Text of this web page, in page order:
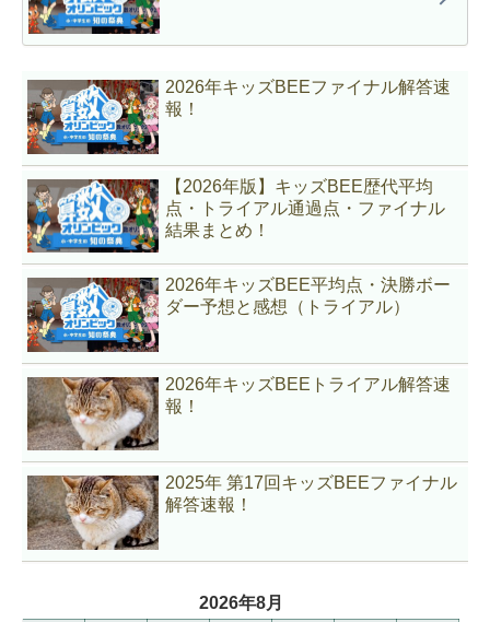
2026年キッズBEEファイナル解答速
報！
【2026年版】キッズBEE歴代平均
点・トライアル通過点・ファイナル
結果まとめ！
2026年キッズBEE平均点・決勝ボー
ダー予想と感想（トライアル）
2026年キッズBEEトライアル解答速
報！
2025年 第17回キッズBEEファイナル
解答速報！
2026年8月